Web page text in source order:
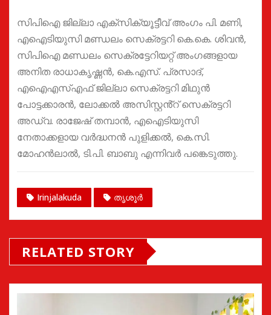
സിപിഐ ജില്ലാ എക്സിക്യൂട്ടീവ് അംഗം പി. മണി,
എഐടിയുസി മണ്ഡലം സെക്രട്ടറി കെ.കെ. ശിവൻ,
സിപിഐ മണ്ഡലം സെക്രട്ടേറിയറ്റ് അംഗങ്ങളായ
അനിത രാധാകൃഷ്ണൻ, കെ.എസ്. പ്രസാദ്,
എഐഎസ്എഫ് ജില്ലാ സെക്രട്ടറി മിഥുൻ
പോട്ടക്കാരൻ, ലോക്കൽ അസിസ്റ്റൻ്റ് സെക്രട്ടറി
അഡ്വ. രാജേഷ് തമ്പാൻ, എഐടിയുസി
നേതാക്കളായ വർദ്ധനൻ പുളിക്കൽ, കെ.സി.
മോഹൻലാൽ, ടി.പി. ബാബു എന്നിവർ പങ്കെടുത്തു.
Irinjalakuda തൃശൂർ
RELATED STORY